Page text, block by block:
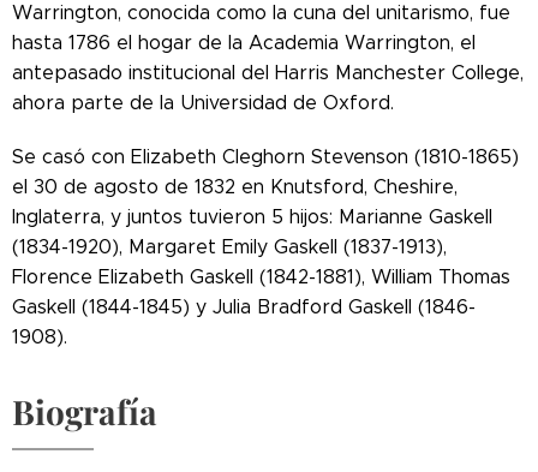
Warrington, conocida como la cuna del unitarismo, fue
hasta 1786 el hogar de la Academia Warrington, el
antepasado institucional del Harris Manchester College,
ahora parte de la Universidad de Oxford.
Se casó con Elizabeth Cleghorn Stevenson (1810-1865)
el 30 de agosto de 1832 en Knutsford, Cheshire,
Inglaterra, y juntos tuvieron 5 hijos: Marianne Gaskell
(1834-1920), Margaret Emily Gaskell (1837-1913),
Florence Elizabeth Gaskell (1842-1881), William Thomas
Gaskell (1844-1845) y Julia Bradford Gaskell (1846-
1908).
Biografía